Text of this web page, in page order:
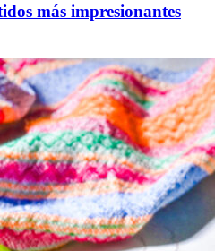
más impresionantes